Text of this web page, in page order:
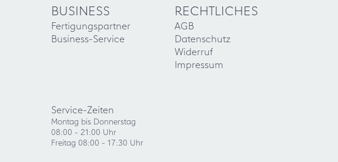
BUSINESS
Fertigungspartner
Business-Service
RECHTLICHES
AGB
Datenschutz
Widerruf
Impressum
Service-Zeiten
Montag bis Donnerstag
08:00 - 21:00 Uhr
Freitag 08:00 - 17:30 Uhr